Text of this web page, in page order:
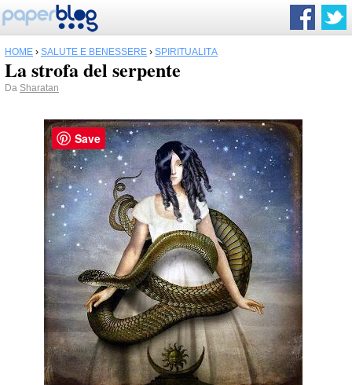
HOME › SALUTE E BENESSERE › SPIRITUALITÀ
La strofa del serpente
Da Sharatan
Save